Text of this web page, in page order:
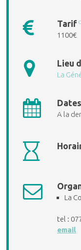
Tarif
1100€
Lieu
La
Dates
A la
La
tel :
email